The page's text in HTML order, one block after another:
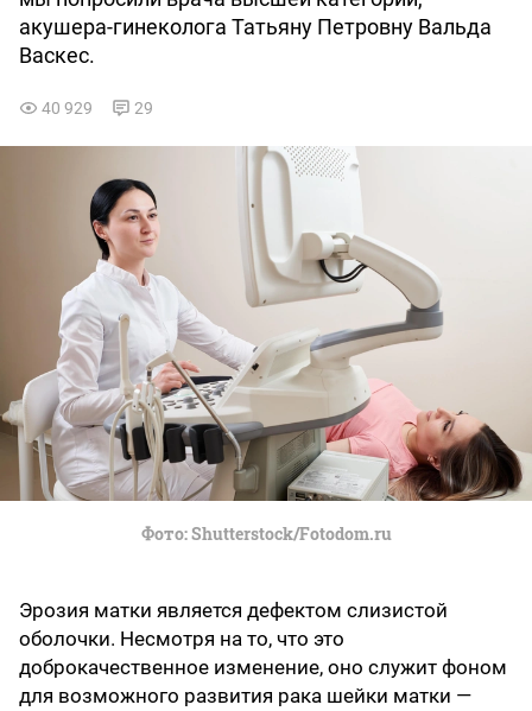
акушера-гинеколога Татьяну Петровну Вальда
Васкес.
40 929 29
Фото Shutterstock/Fotodom.ru
Эрозия матки является дефектом слизистой
оболочки. Несмотря на то, что это
доброкачественное изменение, оно служит фоном
для возможного развития рака шейки матки —